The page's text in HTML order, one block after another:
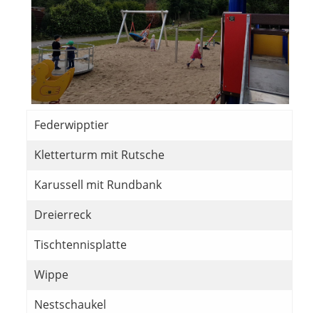
Federwipptier
Kletterturm mit Rutsche
Karussell mit Rundbank
Dreierreck
Tischtennisplatte
Wippe
Nestschaukel